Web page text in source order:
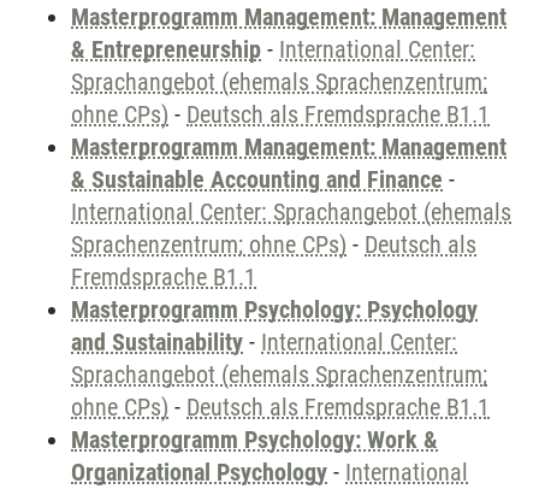
Masterprogramm Management: Management
& Entrepreneurship - International Center:
Sprachangebot (ehemals Sprachenzentrum;
ohne CPs) - Deutsch als Fremdsprache B1.1
Masterprogramm Management: Management
& Sustainable Accounting and Finance -
International Center: Sprachangebot (ehemals
Sprachenzentrum; ohne CPs) - Deutsch als
Fremdsprache B1.1
Masterprogramm Psychology: Psychology
and Sustainability - International Center:
Sprachangebot (ehemals Sprachenzentrum;
ohne CPs) - Deutsch als Fremdsprache B1.1
Masterprogramm Psychology: Work &
Organizational Psychology - International